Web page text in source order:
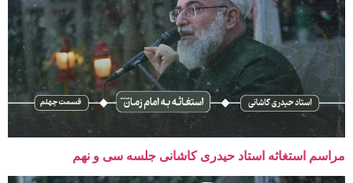
مراسم استغاثه استاد حیدری کاشانی جلسه سی و نهم